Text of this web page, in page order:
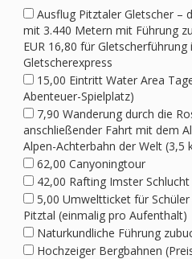
Ausflug Pitztaler Gletscher –
mit 3.440 Metern mit Führung
EUR 16,80 für
Gletscherexpress
15,00 Eintritt Water Area
Abenteuer-Spielplatz)
7,90 Wanderung durch die
anschließender Fahrt mit dem
Alpen-Achterbahn der Welt (3,5
62,00 Canyoningtour
42,00 Rafting Imster Schlucht
5,00 Umweltticket für
Pitztal (einmalig pro Aufenthalt)
Naturkundliche Führung
Hochzeiger Bergbahnen